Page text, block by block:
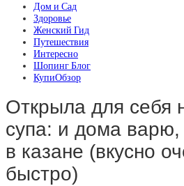
Дом и Сад
Здоровье
Женский Гид
Путешествия
Интересно
Шопинг Блог
КупиОбзор
Открыла для себя
супа: и дома
в казане (вкусно
быстро)